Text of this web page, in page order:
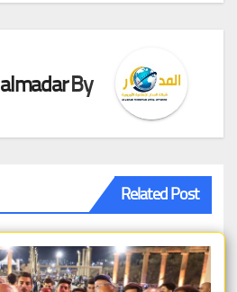
By
almadar
Related Post